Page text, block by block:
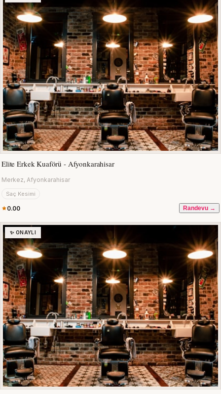
Elite Erkek Kuaförü - Afyonkarahisar
Merkez, Afyonkarahisar
Saç Kesimi
0.00 Randevu →
✨ ONAYLI